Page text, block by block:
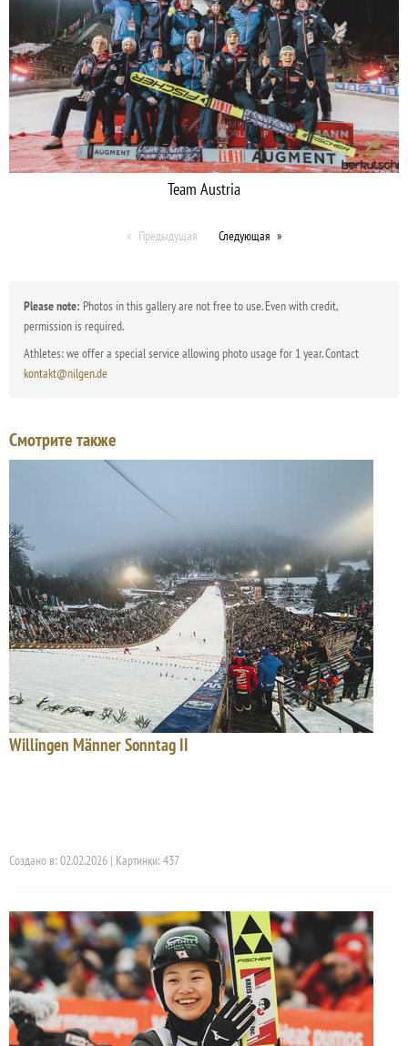
Team Austria
Предыдущая Следующая
Please note: Photos in this gallery are not free to use. Even with credit,
permission is required.
Athletes: we offer a special service allowing photo usage for 1 year. Contact
kontakt@nilgen.de
Смотрите также
Willingen Männer Sonntag II
Создано в: 02.02.2026 | Картинки: 437